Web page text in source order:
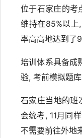
位于石家庄的考
维持在85%以上
率高高地达到了
培训体系具备成
验, 考前模拟题
石家庄当地的班
会统考, 11月同
不需要前往外地